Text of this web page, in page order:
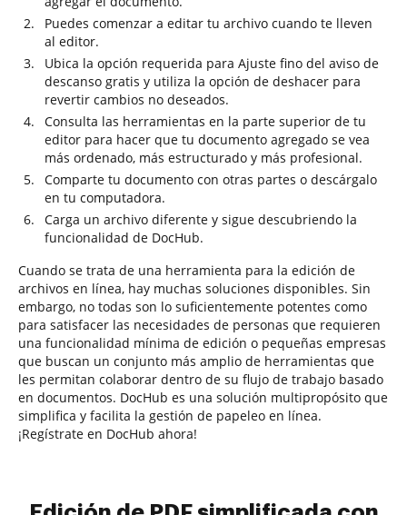
Puedes comenzar a editar tu archivo cuando te lleven
al editor.
Ubica la opción requerida para Ajuste fino del aviso de
descanso gratis y utiliza la opción de deshacer para
revertir cambios no deseados.
Consulta las herramientas en la parte superior de tu
editor para hacer que tu documento agregado se vea
más ordenado, más estructurado y más profesional.
Comparte tu documento con otras partes o descárgalo
en tu computadora.
Carga un archivo diferente y sigue descubriendo la
funcionalidad de DocHub.
Cuando se trata de una herramienta para la edición de
archivos en línea, hay muchas soluciones disponibles. Sin
embargo, no todas son lo suficientemente potentes como
para satisfacer las necesidades de personas que requieren
una funcionalidad mínima de edición o pequeñas empresas
que buscan un conjunto más amplio de herramientas que
les permitan colaborar dentro de su flujo de trabajo basado
en documentos. DocHub es una solución multipropósito que
simplifica y facilita la gestión de papeleo en línea.
¡Regístrate en DocHub ahora!